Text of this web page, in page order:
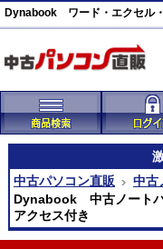
中古パソコン直販
中古
Dynabook 中古ノート
アクセス付き